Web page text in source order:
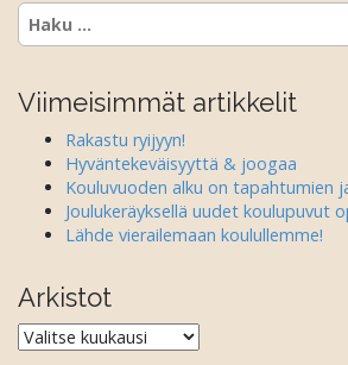
Haku:
Viimeisimmät artikkelit
Rakastu ryijyyn!
Hyväntekeväisyyttä & joogaa
Kouluvuoden alku on tapahtumien
Joulukeräyksellä uudet koulupuvut
Lähde vierailemaan koulullemme!
Arkistot
Arkistot